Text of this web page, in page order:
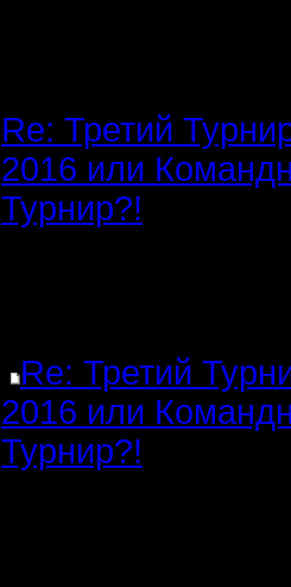
Re: Третий
2016 или
Турнир?!
Re: Третий
2016 или
Турнир?!